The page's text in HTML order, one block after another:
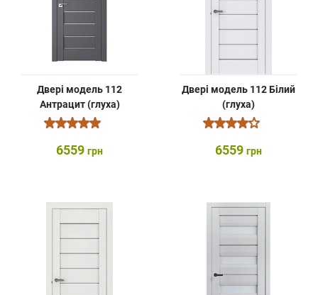
Двері модель 112
Антрацит (глуха)
6559 грн
Двері модель 112 Білий
(глуха)
6559 грн